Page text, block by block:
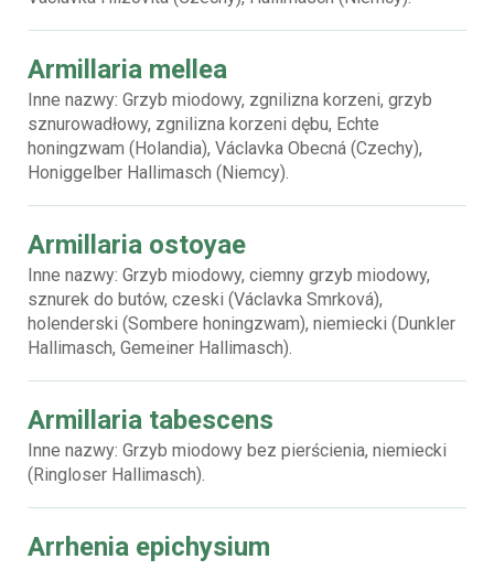
Armillaria mellea
Inne nazwy: Grzyb miodowy, zgnilizna korzeni, grzyb
sznurowadłowy, zgnilizna korzeni dębu, Echte
honingzwam (Holandia), Václavka Obecná (Czechy),
Honiggelber Hallimasch (Niemcy).
Armillaria ostoyae
Inne nazwy: Grzyb miodowy, ciemny grzyb miodowy,
sznurek do butów, czeski (Václavka Smrková),
holenderski (Sombere honingzwam), niemiecki (Dunkler
Hallimasch, Gemeiner Hallimasch).
Armillaria tabescens
Inne nazwy: Grzyb miodowy bez pierścienia, niemiecki
(Ringloser Hallimasch).
Arrhenia epichysium